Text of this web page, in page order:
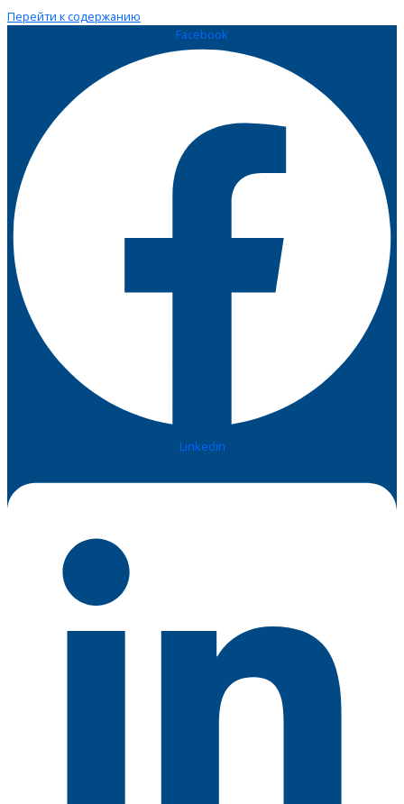
Перейти к содержанию
Facebook
Linkedin